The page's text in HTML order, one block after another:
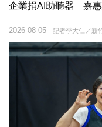
企業捐AI助聽器 嘉
記者季大仁／新
2026-08-05